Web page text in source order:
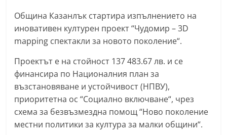
a
.
i
f
o
Община Казанлък стартира изпълнението на
иновативен културен проект “Чудомир – 3D
mapping спектакли за новото поколение“.
Проектът е на стойност 137 483.67 лв. и се
финансира по Националния план за
възстановяване и устойчивост (НПВУ),
приоритетна ос “Социално включване“, чрез
схема за безвъзмездна помощ “Ново поколение
местни политики за култура за малки общини“.